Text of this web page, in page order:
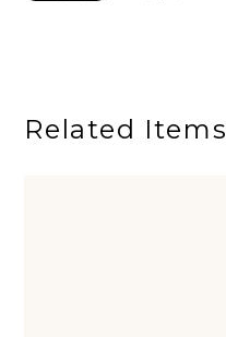
Related Items